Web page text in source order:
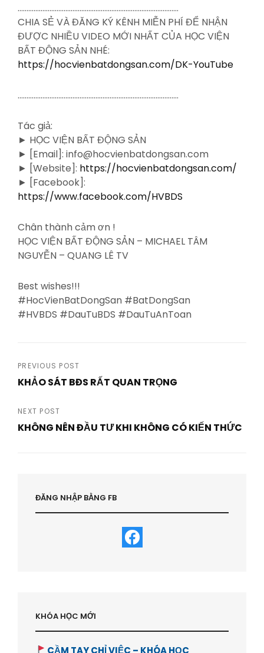
……………………………………………………………………………….
CHIA SẺ VÀ ĐĂNG KÝ KÊNH MIỄN PHÍ ĐỂ NHẬN
ĐƯỢC NHIỀU VIDEO MỚI NHẤT CỦA HỌC VIỆN
BẤT ĐỘNG SẢN NHÉ:
https://hocvienbatdongsan.com/DK-YouTube
……………………………………………………………………………….
Tác giả:
► HỌC VIỆN BẤT ĐỘNG SẢN
► [Email]: info@hocvienbatdongsan.com
► [Website]: https://hocvienbatdongsan.com/
► [Facebook]:
https://www.facebook.com/HVBDS
Chân thành cảm ơn !
HỌC VIỆN BẤT ĐỘNG SẢN – MICHAEL TÂM
NGUYỄN – QUANG LÊ TV
Best wishes!!!
#HocVienBatDongSan #BatDongSan
#HVBDS #DauTuBDS #DauTuAnToan
Post
PREVIOUS POST
KHẢO SÁT BĐS RẤT QUAN TRỌNG
Post
NEXT POST
KHÔNG NÊN ĐẦU TƯ KHI KHÔNG CÓ KIẾN THỨC
ĐĂNG NHẬP BẰNG FB
KHÓA HỌC MỚI
CẦM TAY CHỈ VIỆC – KHÓA HỌC